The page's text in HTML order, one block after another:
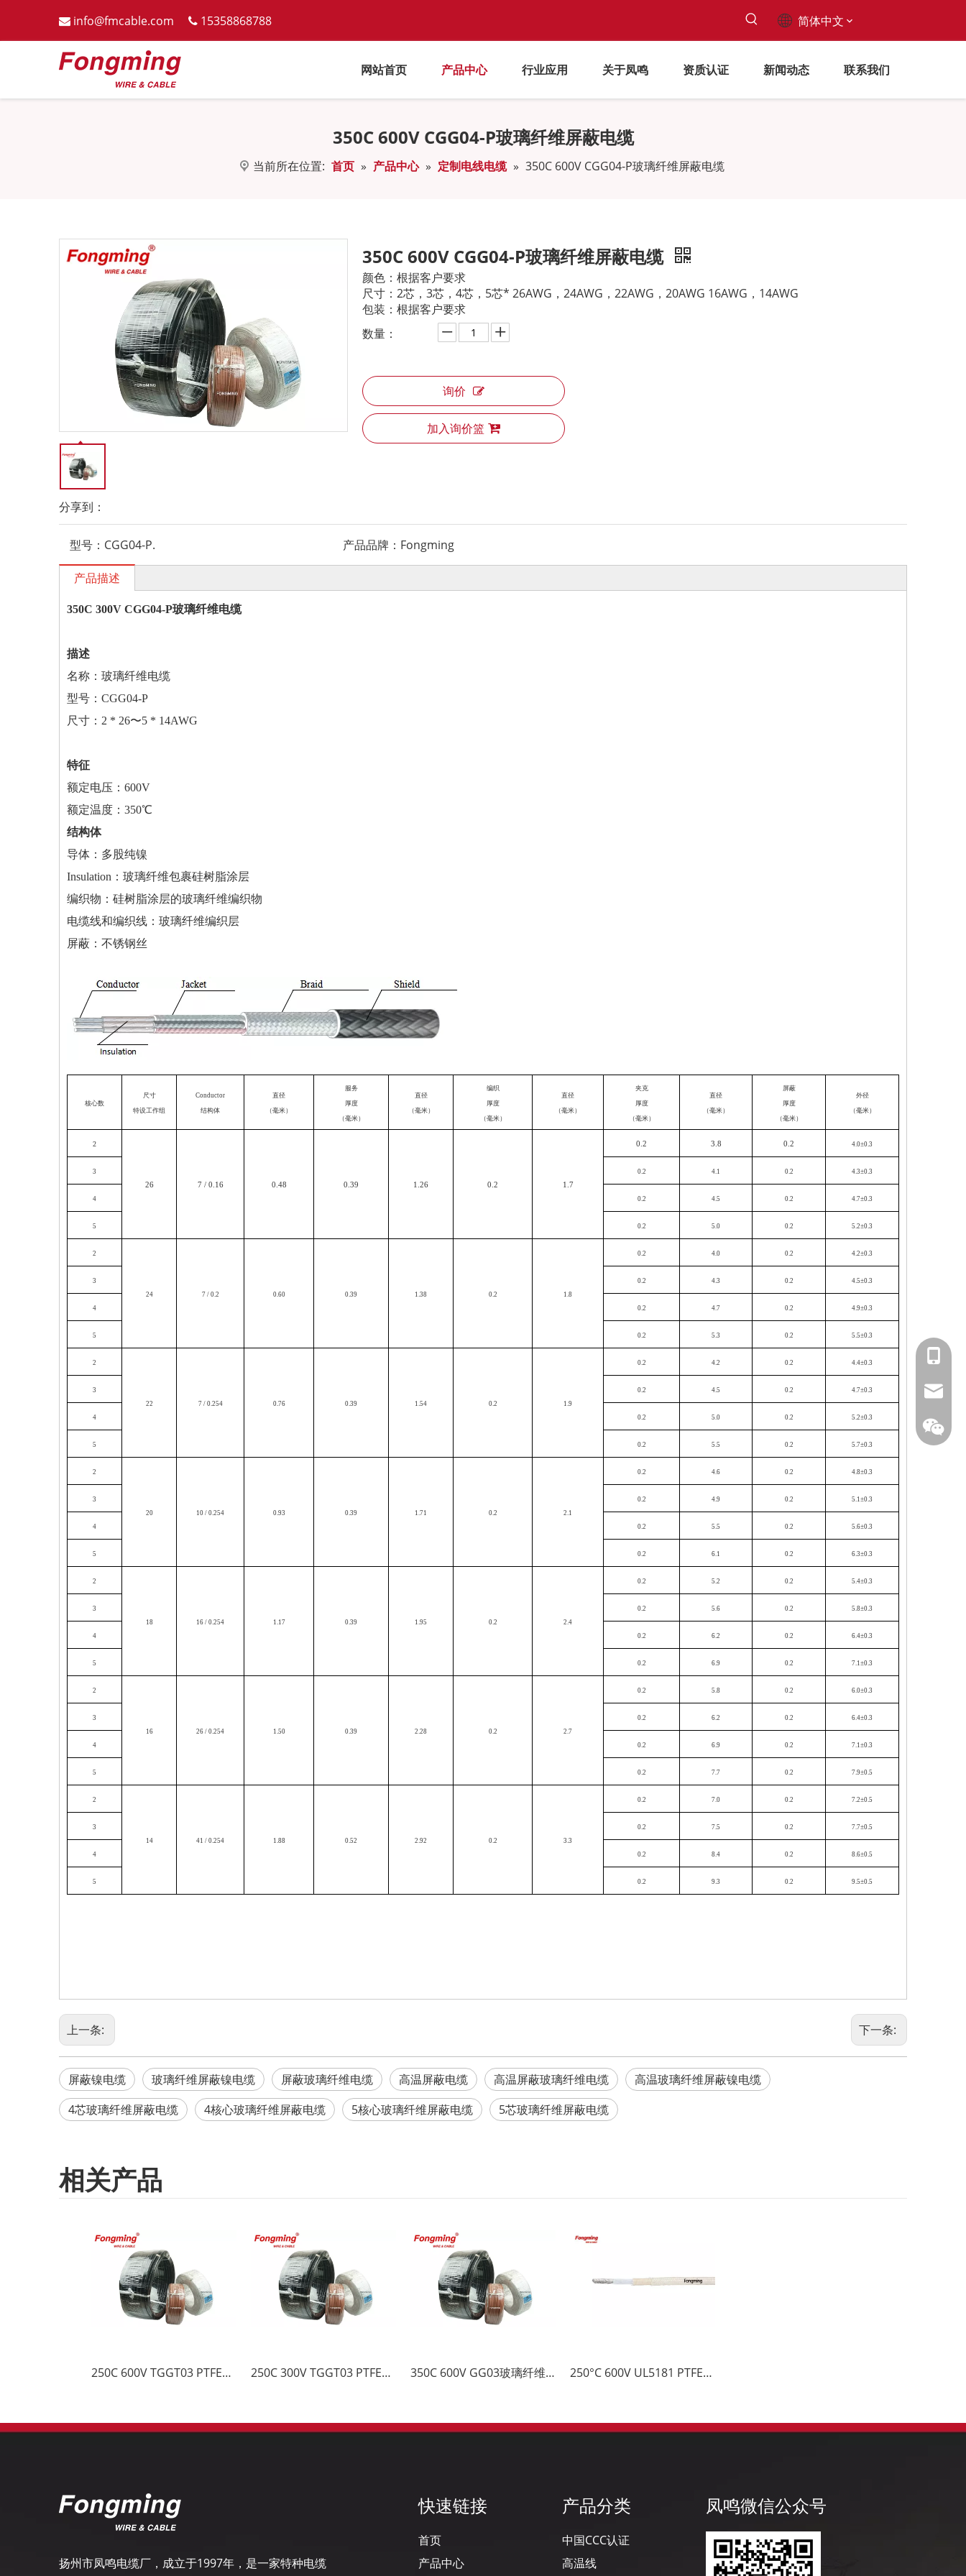
 info@fmcable.com  15358868788 简体中文
网站首页 产品中心 行业应用 关于凤鸣 资质认证 新闻动态 联系我们
350C 600V CGG04-P玻璃纤维屏蔽电缆
当前所在位置: 首页 » 产品中心 » 定制电线电缆 » 350C 600V CGG04-P玻璃纤维屏蔽电缆
分享到：
350C 600V CGG04-P玻璃纤维屏蔽电缆
颜色：根据客户要求
尺寸：2芯，3芯，4芯，5芯* 26AWG，24AWG，22AWG，20AWG 16AWG，14AWG
包装：根据客户要求
数量：
询价
加入询价篮
型号： CGG04-P. 产品品牌： Fongming
产品描述
350C 300V CGG04-P玻璃纤维电缆
描述
名称： 玻璃纤维电缆
型号：CGG04-P
尺寸：2 * 26〜5 * 14AWG
特征
额定电压：600V
额定温度：350℃
结构体
导体：多股纯镍
Insulation：玻璃纤维包裹硅树脂涂层
编织物：硅树脂涂层的玻璃纤维编织物
电缆线和编织线：玻璃纤维编织层
屏蔽：不锈钢丝
核心数
尺寸
特设工作组
Conductor
结构体
直径
（毫米）
服务
厚度
（毫米）
直径
（毫米）
编织
厚度
（毫米）
直径
（毫米）
夹克
厚度
（毫米）
直径
（毫米）
屏蔽
厚度
（毫米）
外径
（毫米）
2
26 7 / 0.16 0.48 0.39 1.26 0.2 1.7
0.2 3.8 0.2 4.0±0.3
3 0.2 4.1 0.2 4.3±0.3
4 0.2 4.5 0.2 4.7±0.3
5 0.2 5.0 0.2 5.2±0.3
2
24 7 / 0.2 0.60 0.39 1.38 0.2 1.8
0.2 4.0 0.2 4.2±0.3
3 0.2 4.3 0.2 4.5±0.3
4 0.2 4.7 0.2 4.9±0.3
5 0.2 5.3 0.2 5.5±0.3
2
22 7 / 0.254 0.76 0.39 1.54 0.2 1.9
0.2 4.2 0.2 4.4±0.3
3 0.2 4.5 0.2 4.7±0.3
4 0.2 5.0 0.2 5.2±0.3
5 0.2 5.5 0.2 5.7±0.3
2
20 10 / 0.254 0.93 0.39 1.71 0.2 2.1
0.2 4.6 0.2 4.8±0.3
3 0.2 4.9 0.2 5.1±0.3
4 0.2 5.5 0.2 5.6±0.3
5 0.2 6.1 0.2 6.3±0.3
2
18 16 / 0.254 1.17 0.39 1.95 0.2 2.4
0.2 5.2 0.2 5.4±0.3
3 0.2 5.6 0.2 5.8±0.3
4 0.2 6.2 0.2 6.4±0.3
5 0.2 6.9 0.2 7.1±0.3
2
16 26 / 0.254 1.50 0.39 2.28 0.2 2.7
0.2 5.8 0.2 6.0±0.3
3 0.2 6.2 0.2 6.4±0.3
4 0.2 6.9 0.2 7.1±0.3
5 0.2 7.7 0.2 7.9±0.5
2
14 41 / 0.254 1.88 0.52 2.92 0.2 3.3
0.2 7.0 0.2 7.2±0.5
3 0.2 7.5 0.2 7.7±0.5
4 0.2 8.4 0.2 8.6±0.5
5 0.2 9.3 0.2 9.5±0.5
上一条: 下一条:
屏蔽镍电缆 玻璃纤维屏蔽镍电缆 屏蔽玻璃纤维电缆 高温屏蔽电缆 高温屏蔽玻璃纤维电缆
高温玻璃纤维屏蔽镍电缆
4芯玻璃纤维屏蔽电缆
4核心玻璃纤维屏蔽电缆 5核心玻璃纤维屏蔽电缆 5芯玻璃纤维屏蔽电缆
相关产品
250C 600V TGGT03 PTFE胶带玻璃纤维电缆 250C 300V TGGT03 PTFE胶带玻璃纤维电缆 350C 600V GG03玻璃纤维电缆 250°C 600V UL5181 PTFE带玻纤编织高温导线
扬州市凤鸣电缆厂，成立于1997年，是一家特种电缆
快速链接
首页
产品中心
产品分类
中国CCC认证
高温线
凤鸣微信公众号